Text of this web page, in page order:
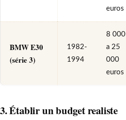
euros
BMW E30
(série 3)
1982-
1994
8 000
a 25
000
euros
3. Établir un budget realiste